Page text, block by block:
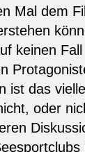
Mal dem
keinen
ist das
oder